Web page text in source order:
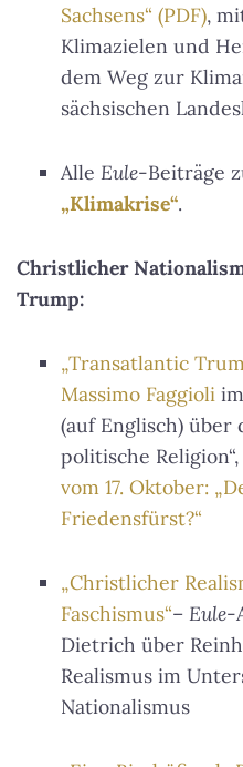
Sachsens“ (PDF),
Klimazielen und
dem Weg zur
sächsischen
Alle Eule-Beiträge
„Klimakrise“.
Christlicher
Trump:
„Transatlantic
Massimo Faggioli im
(auf Englisch) über
politische Religion“,
vom 17. Oktober:
Friedensfürst?“
„Christlicher
Faschismus“– Eule-
Dietrich über
Realismus im
Nationalismus